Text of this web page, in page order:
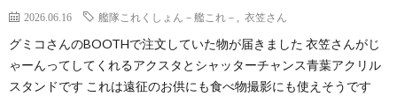
2026.06.16 艦隊これくしょん－艦これ－ 衣笠さん
グミコさんのBOOTHで注文していた物が届きました 衣笠さんがじ
ゃーんってしてくれるアクスタとシャッターチャンス青葉アクリル
スタンドです これは遠征のお供にも食べ物撮影にも使えそうです